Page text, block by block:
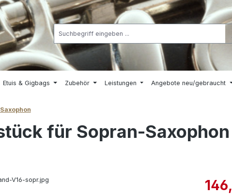
Etuis & Gigbags Zubehör Leistungen Angebote neu/gebraucht
für Sopran-Saxophon